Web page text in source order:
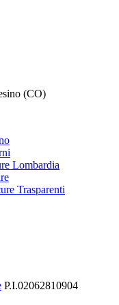
(CO)
Lombardia
Trasparenti
P.I.02062810904